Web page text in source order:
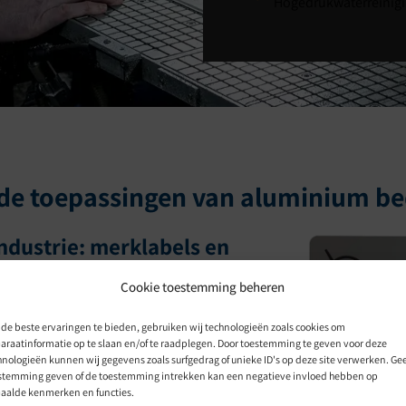
Cookie toestemming beheren
beste ervaringen te bieden, gebruiken wij technologieën zoals cookies om
op te slaan en/of te raadplegen. Door toestemming te geven voor deze
kunnen wij gegevens zoals surfgedrag of unieke ID's op deze site verwerken.
geven of de toestemming intrekken kan een negatieve invloed hebben op
kenmerken en functies.
toepassingen van aluminium
merklabels en
industriële merklabels en machineplaatjes
markeringen, veiligheidsiconen of
opgesloten onder de toplaag van het aluminium,
machine meegaat. Merklabels zijn een van de